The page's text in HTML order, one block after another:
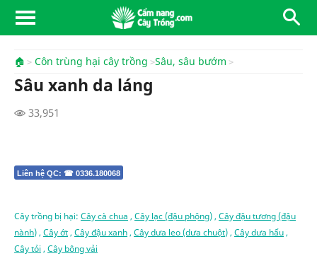
🏠 Côn trùng hại cây trồng Sâu, sâu bướm
Sâu xanh da láng
33,951
Liên hệ QC: ☎ 0336.180068
Cây trồng bị hại: Cây cà chua , Cây lạc (đậu phộng), Cây đậu tương (đậu
nành), Cây ớt, Cây đậu xanh, Cây dưa leo (dưa chuột), Cây dưa hấu,
Cây tỏi , Cây bông vải